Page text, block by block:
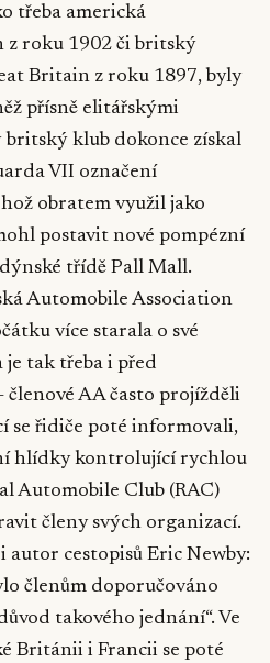
třeba americká
z roku 1902 či britský
Britain z roku 1897, byly
přísně elitářskými
britský klub dokonce získal
VII označení
obratem využil jako
postavit nové pompézní
třídě Pall Mall.
Automobile Association
více starala o své
tak třeba i před
AA často projížděli
se řidiče poté informovali,
hlídky kontrolující rychlou
Automobile Club (RAC)
členy svých organizací.
autor cestopisů Eric Newby:
členům doporučováno
takového jednání“. Ve
Británii i Francii se poté